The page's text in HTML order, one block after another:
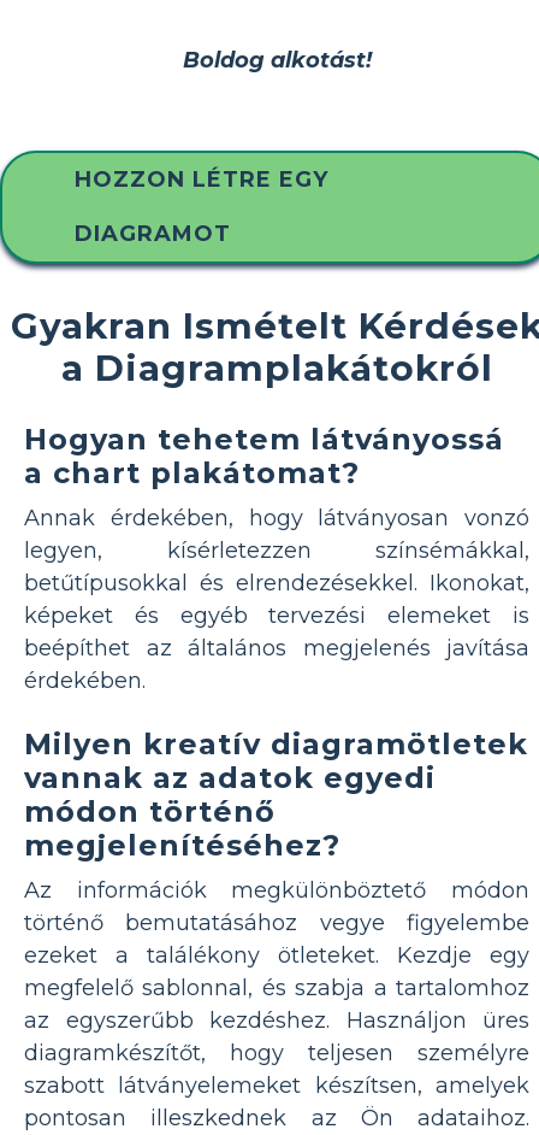
Boldog alkotást!
HOZZON LÉTRE EGY
DIAGRAMOT
Gyakran Ismételt
a Diagramplakátokról
Hogyan tehetem látványossá
a chart plakátomat?
Annak érdekében, hogy látványosan vonzó
legyen, kísérletezzen színsémákkal,
betűtípusokkal és elrendezésekkel. Ikonokat,
képeket és egyéb tervezési elemeket is
beépíthet az általános megjelenés javítása
érdekében.
Milyen kreatív diagramötletek
vannak az adatok egyedi
módon történő
megjelenítéséhez?
Az információk megkülönböztető módon
történő bemutatásához vegye figyelembe
ezeket a találékony ötleteket. Kezdje egy
megfelelő sablonnal, és szabja a tartalomhoz
az egyszerűbb kezdéshez. Használjon üres
diagramkészítőt, hogy teljesen személyre
szabott látványelemeket készítsen, amelyek
pontosan illeszkednek az Ön adataihoz.